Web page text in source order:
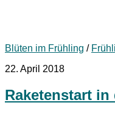
Blüten im Frühling /
22. April 2018
Raketenstart